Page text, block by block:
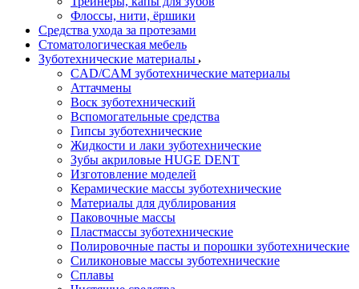
Флоссы, нити, ёршики
Средства ухода за протезами
Стоматологическая мебель
Зуботехнические материалы
CAD/CAM зуботехнические материалы
Аттачмены
Воск зуботехнический
Вспомогательные средства
Гипсы зуботехнические
Жидкости и лаки зуботехнические
Зубы акриловые HUGE DENT
Изготовление моделей
Керамические массы зуботехнические
Материалы для дублирования
Паковочные массы
Пластмассы зуботехнические
Полировочные пасты и порошки зуботехнические
Силиконовые массы зуботехнические
Сплавы